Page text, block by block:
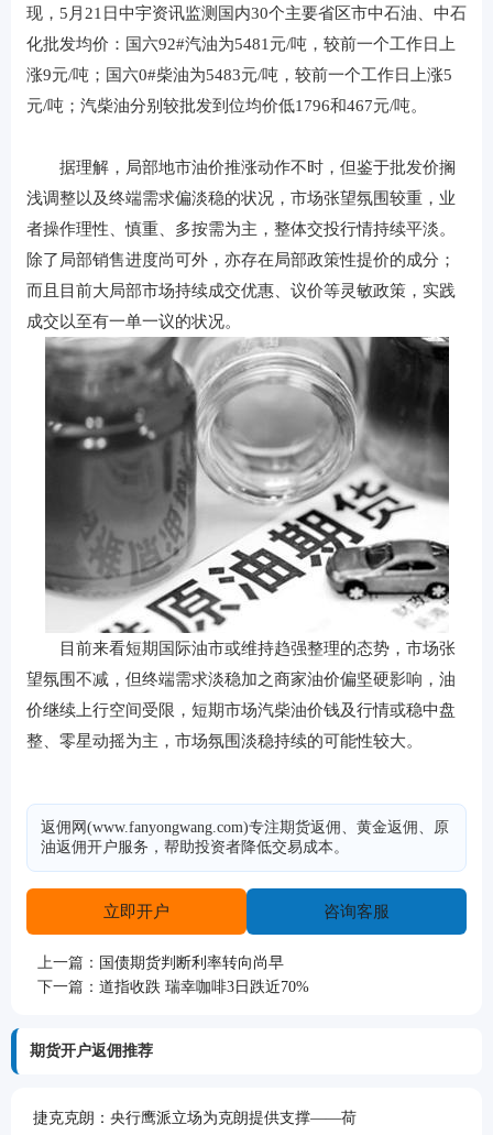
现，5月21日中宇资讯监测国内30个主要省区市中石油、中石
化批发均价：国六92#汽油为5481元/吨，较前一个工作日上
涨9元/吨；国六0#柴油为5483元/吨，较前一个工作日上涨5
元/吨；汽柴油分别较批发到位均价低1796和467元/吨。
据理解，局部地市油价推涨动作不时，但鉴于批发价搁
浅调整以及终端需求偏淡稳的状况，市场张望氛围较重，业
者操作理性、慎重、多按需为主，整体交投行情持续平淡。
除了局部销售进度尚可外，亦存在局部政策性提价的成分；
而且目前大局部市场持续成交优惠、议价等灵敏政策，实践
成交以至有一单一议的状况。
目前来看短期国际油市或维持趋强整理的态势，市场张
望氛围不减，但终端需求淡稳加之商家油价偏坚硬影响，油
价继续上行空间受限，短期市场汽柴油价钱及行情或稳中盘
整、零星动摇为主，市场氛围淡稳持续的可能性较大。
返佣网(www.fanyongwang.com)专注期货返佣、黄金返佣、原
油返佣开户服务，帮助投资者降低交易成本。
立即开户 咨询客服
上一篇： 国债期货判断利率转向尚早
下一篇： 道指收跌 瑞幸咖啡3日跌近70%
期货开户返佣推荐
捷克克朗：央行鹰派立场为克朗提供支撑——荷